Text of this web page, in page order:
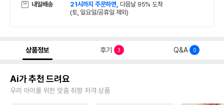
내일배송 21시까지 주문하면, 다음날 95% 도착
(토, 일요일/공휴일 제외)
상품정보 후기 3 Q&A 0
Ai가 추천 드려요
우리 아이를 위한 맞춤 취향 저격 상품